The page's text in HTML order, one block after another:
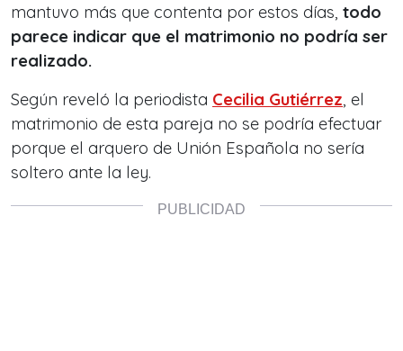
mantuvo más que contenta por estos días, todo
parece indicar que el matrimonio no podría ser
realizado.
Según reveló la periodista Cecilia Gutiérrez, el
matrimonio de esta pareja no se podría efectuar
porque el arquero de Unión Española no sería
soltero ante la ley.